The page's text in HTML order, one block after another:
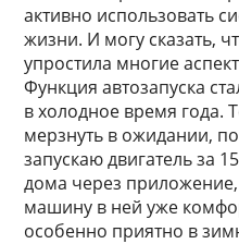
активно использовать
жизни. И могу сказать,
упростила многие
Функция автозапуска
в холодное время года.
мерзнуть в ожидании,
запускаю двигатель за
дома через
машину в ней уже
особенно приятно в